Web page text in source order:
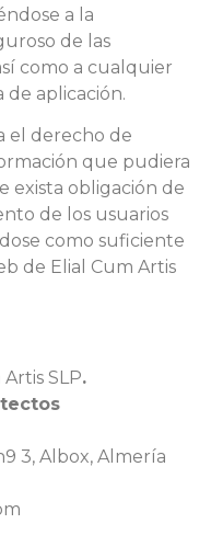
a la
de las
como a cualquier
de aplicación.
el derecho de
que pudiera
exista obligación de
de los usuarios
como suficiente
de Elial Cum Artis
SLP.
3, Albox, Almería